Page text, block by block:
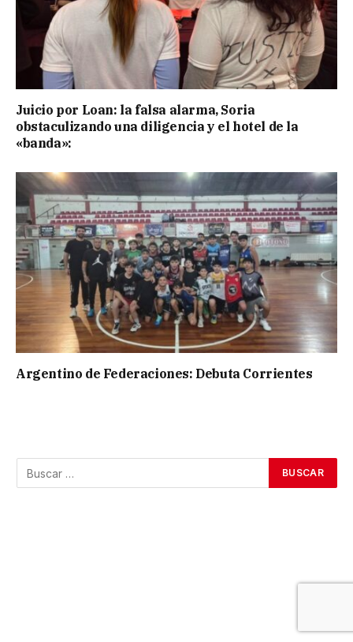
Juicio por Loan: la falsa alarma, Soria
obstaculizando una diligencia y el hotel de la
«banda»:
Argentino de Federaciones: Debuta Corrientes